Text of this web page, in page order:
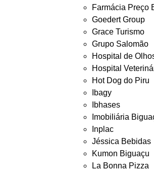
Farmácia Preço
Goedert Group
Grace Turismo
Grupo Salomão
Hospital de
Hospital
Hot Dog do Piru
Ibagy
Ibhases
Imobiliária
Inplac
Jéssica Bebidas
Kumon Biguaçu
La Bonna Pizza